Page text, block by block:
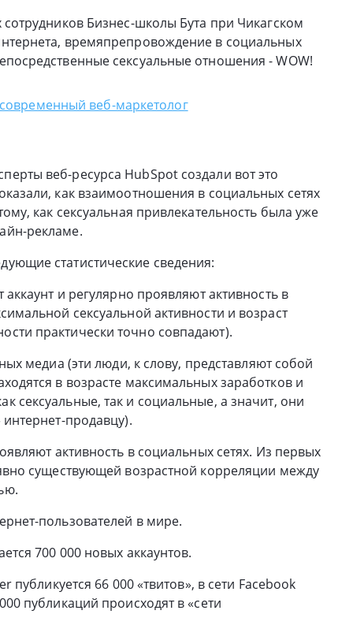
Бизнес-школы Бута при Чикагском
времяпрепровождение в социальных
сексуальные отношения - WOW!
веб-маркетолог
веб-ресурса HubSpot создали вот это
как взаимоотношения в социальных сетях
как сексуальная привлекательность была уже
рекламе.
статистические сведения:
и регулярно проявляют активность в
сексуальной активности и возраст
практически точно совпадают).
медиа (эти люди, к слову, представляют собой
в возрасте максимальных заработков и
сексуальные, так и социальные, а значит, они
продавцу).
активность в социальных сетях. Из первых
существующей возрастной корреляции между
пользователей в мире.
700 000 новых аккаунтов.
66 000 «твитов», в сети Facebook
публикаций происходят в «сети